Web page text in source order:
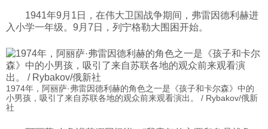
1941年9月1日，在伟大卫国战争期间，弗雷因德利赫进
入小学一年级。9月7日，列宁格勒大围困开始。
1974年，阿丽萨·弗雷因德利赫的角色之一是《孩子和卡尔森》中的
小男孩，吸引了来自苏联各地的观众前来观看演出。 / Rybakov/俄新
社